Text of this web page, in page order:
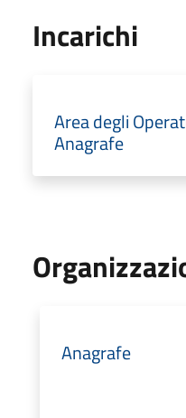
Incarichi
Area degli
Anagrafe
Anagrafe